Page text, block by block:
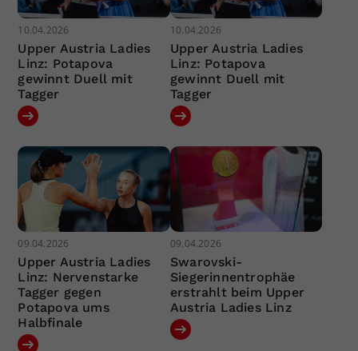
10.04.2026
Upper Austria Ladies
Linz: Potapova
gewinnt Duell mit
Tagger
10.04.2026
Upper Austria Ladies
Linz: Potapova
gewinnt Duell mit
Tagger
09.04.2026
Upper Austria Ladies
Linz: Nervenstarke
Tagger gegen
Potapova ums
Halbfinale
09.04.2026
Swarovski-
Siegerinnentrophäe
erstrahlt beim Upper
Austria Ladies Linz